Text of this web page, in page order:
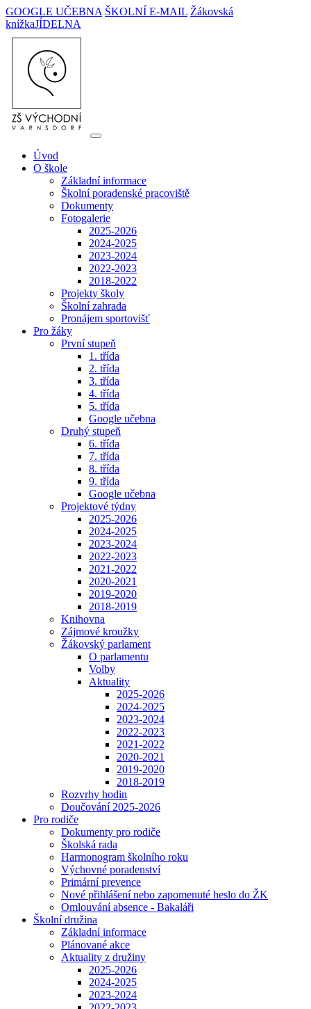
GOOGLE UČEBNA ŠKOLNÍ E-MAIL Žákovská
knížkaJÍDELNA
Úvod
O škole
Základní informace
Školní poradenské pracoviště
Dokumenty
Fotogalerie
2025-2026
2024-2025
2023-2024
2022-2023
2018-2022
Projekty školy
Školní zahrada
Pronájem sportovišť
Pro žáky
První stupeň
1. třída
2. třída
3. třída
4. třída
5. třída
Google učebna
Druhý stupeň
6. třída
7. třída
8. třída
9. třída
Google učebna
Projektové týdny
2025-2026
2024-2025
2023-2024
2022-2023
2021-2022
2020-2021
2019-2020
2018-2019
Knihovna
Zájmové kroužky
Žákovský parlament
O parlamentu
Volby
Aktuality
2025-2026
2024-2025
2023-2024
2022-2023
2021-2022
2020-2021
2019-2020
2018-2019
Rozvrhy hodin
Doučování 2025-2026
Pro rodiče
Dokumenty pro rodiče
Školská rada
Harmonogram školního roku
Výchovné poradenství
Primární prevence
Nové přihlášení nebo zapomenuté heslo do ŽK
Omlouvání absence - Bakaláři
Školní družina
Základní informace
Plánované akce
Aktuality z družiny
2025-2026
2024-2025
2023-2024